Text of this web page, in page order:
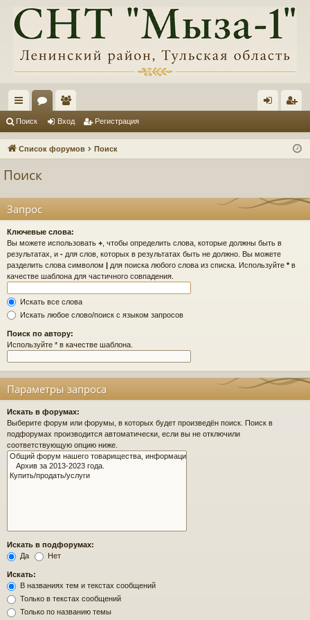
с
ы ум
ол
ьз д ис
ия
Поиск Вход Регистрация
Список форумов Поиск
Поиск
Запрос
Ключевые слова:
Вы можете использовать + , чтобы определить слова, которые должны быть в
результатах, и - для слов, которых в результатах быть не должно. Вы можете
разделить слова символом | для поиска любого слова из списка. Используйте *в
качестве шаблона для частичного совпадения.
Искать все слова
Искать любое слово/поиск с языком запросов
Поиск по автору:
Используйте * в качестве шаблона.
Параметры запроса
Искать в форумах:
Выберите форум или форумы, в которых будет произведён поиск. Поиск в
подфорумах производится автоматически, если вы не отключили
соответствующую опцию ниже.
Искать в подфорумах:
Да
Нет
Искать:
В названиях тем и текстах сообщений
Только в текстах сообщений
Только по названию темы